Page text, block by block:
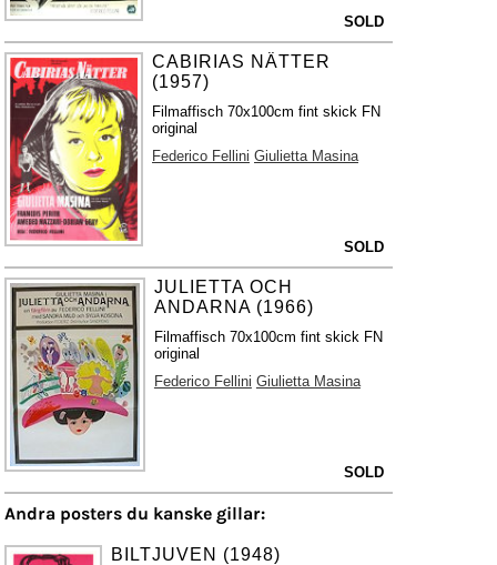
SOLD
CABIRIAS NÄTTER
(1957)
Filmaffisch 70x100cm fint skick FN
original
Federico Fellini Giulietta Masina
SOLD
JULIETTA OCH
ANDARNA (1966)
Filmaffisch 70x100cm fint skick FN
original
Federico Fellini Giulietta Masina
SOLD
Andra posters du kanske gillar:
BILTJUVEN (1948)